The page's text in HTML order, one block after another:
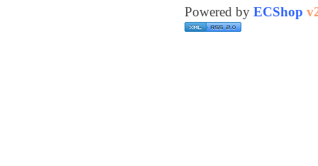
Powered by ECShop